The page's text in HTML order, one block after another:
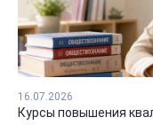
16.07.2026
Курсы повышения